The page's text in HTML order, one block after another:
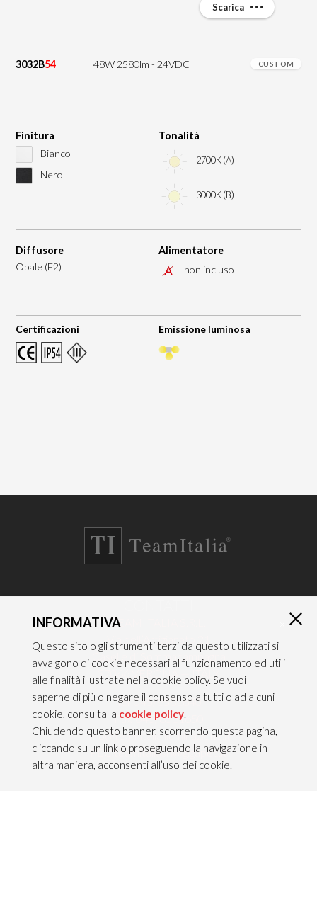
3032B54 48W 2580lm - 24VDC CUSTOM
Finitura
Bianco
Nero
Tonalità
2700K (A)
3000K (B)
Diffusore
Opale (E2)
Alimentatore
non incluso
Certificazioni Emissione luminosa
Scarica
TEAM ITALIA S.R.L.
Via dell’Artigianato 21
Caselle di Sommacampagna
37066 VERONA — ITALY
Tel 045/8581640
Fax 045/8581650
info@teamitaliailluminazione.it
PEC teamitaliasrl@gigapec.it
INFORMATIVA
Questo sito o gli strumenti terzi da questo utilizzati si
avvalgono di cookie necessari al funzionamento ed utili
alle finalità illustrate nella cookie policy. Se vuoi
saperne di più o negare il consenso a tutti o ad alcuni
cookie, consulta la cookie policy.
Chiudendo questo banner, scorrendo questa pagina,
cliccando su un link o proseguendo la navigazione in
altra maniera, acconsenti all’uso dei cookie.